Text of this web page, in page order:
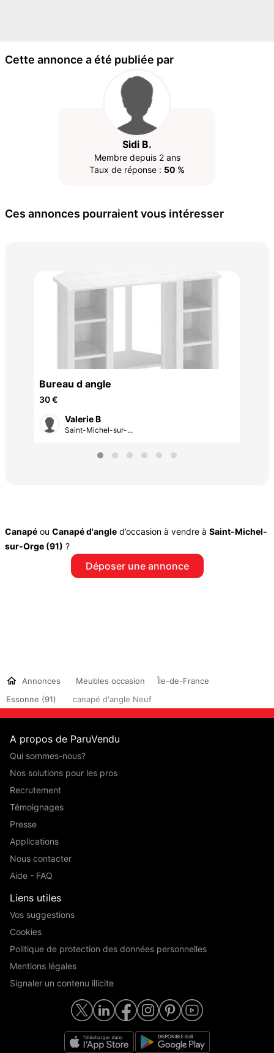
Cette annonce a été publiée par
Sidi B.
Membre depuis 2 ans
Taux de réponse : 50 %
Ces annonces pourraient vous intéresser
Bureau d angle
30 €
Valerie B
Saint-Michel-sur-...
Canapé ou Canapé d'angle d’occasion à vendre à Saint-Michel-
sur-Orge (91) ?
Déposer une annonce
Annonces Meubles occasion
Île-de-France
Essonne (91)
canapé d'angle Neuf
A propos de ParuVendu
Qui sommes-nous?
Nos solutions pour les pros
Recrutement
Témoignages
Presse
Applications
Nous contacter
Aide - FAQ
Liens utiles
Vos suggestions
Cookies
Politique de protection des données personnelles
Mentions légales
Signaler un contenu illicite